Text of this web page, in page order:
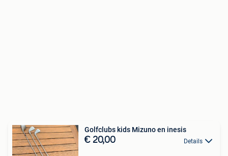
Golfclubs kids Mizuno en inesis
€ 20,00 Details